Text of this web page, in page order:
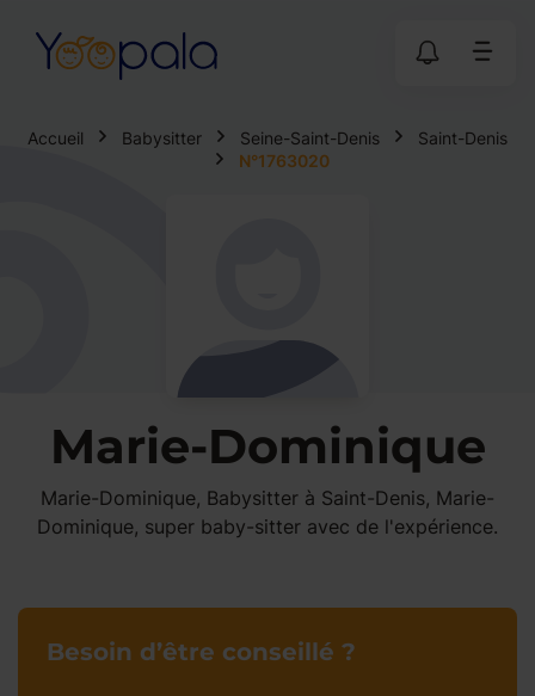
Accueil Babysitter Seine-Saint-Denis
Saint-Denis
N°1763020
Marie-Dominique
Marie-Dominique, Babysitter à Saint-Denis, Marie-
Dominique, super baby-sitter avec de l'expérience.
Besoin d’être conseillé ?